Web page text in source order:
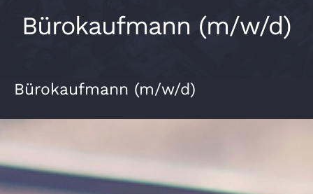
Bürokaufmann (m/w/d)
Bürokaufmann (m/w/d)